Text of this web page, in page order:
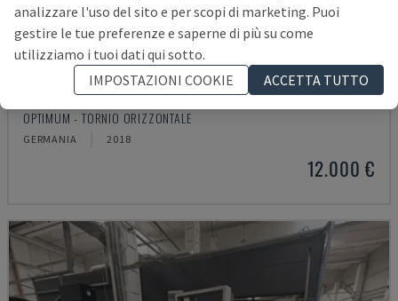
TH 4610
OPTIMUM - TORNIO ORIZZONTALE
GERMANIA 2018
12.000 €
analizzare l'uso del sito e per scopi di marketing. Puoi
gestire le tue preferenze e saperne di più su come
utilizziamo i tuoi dati qui sotto.
IMPOSTAZIONI COOKIE
ACCETTA TUTTO